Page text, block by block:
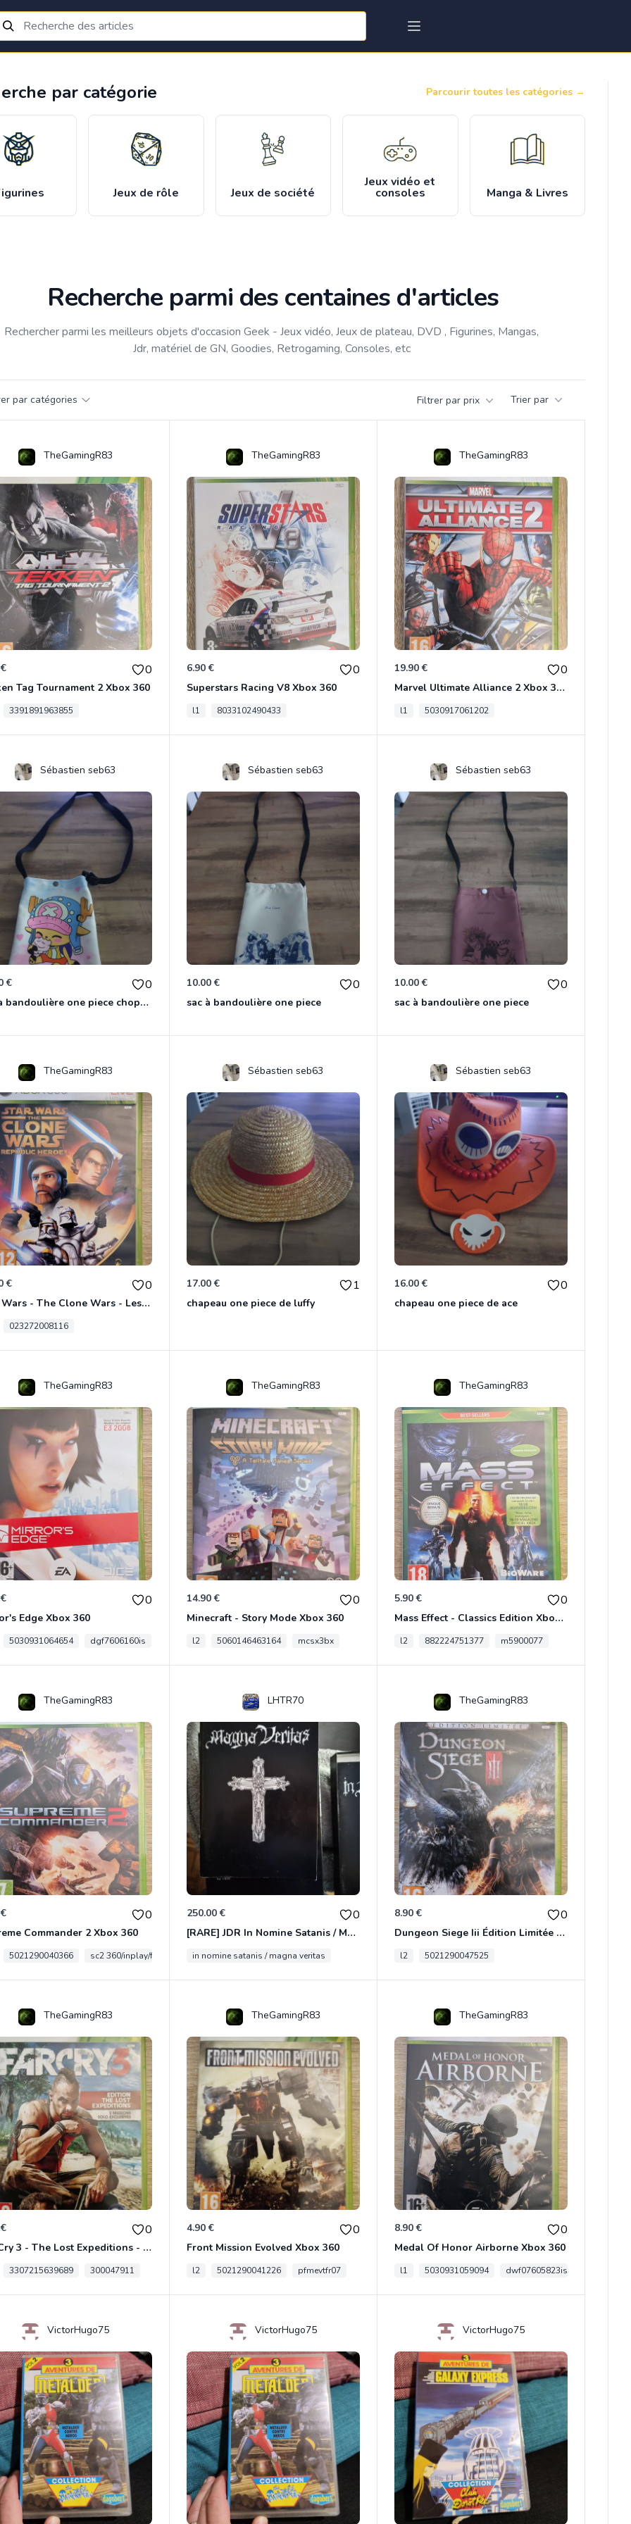
par catégorie Parcourir toutes les catégories →
Jeux de rôle Jeux de société
Jeux vidéo et
consoles Manga & Livres
Recherche parmi des centaines d'articles
Rechercher parmi les meilleurs objets d'occasion Geek - Jeux vidéo, Jeux de plateau, DVD , Figurines, Mangas,
Jdr, matériel de GN, Goodies, Retrogaming, Consoles, etc
par catégories Filtrer par prix Trier par
TheGamingR83
0
Tag Tournament 2 Xbox 360
3391891963855
TheGamingR83
6.90 € 0
Superstars Racing V8 Xbox 360
l1 8033102490433
TheGamingR83
19.90 € 0
Marvel Ultimate Alliance 2 Xbox 360
l1 5030917061202
Sébastien seb63
€ 0
sac à bandoulière one piece chopper
Sébastien seb63
10.00 € 0
sac à bandoulière one piece
Sébastien seb63
10.00 € 0
sac à bandoulière one piece
TheGamingR83
€ 0
Star Wars - The Clone Wars - Les Héros De La République Xbox 360
023272008116
Sébastien seb63
17.00 € 1
chapeau one piece de luffy
Sébastien seb63
16.00 € 0
chapeau one piece de ace
TheGamingR83
0
Edge Xbox 360
5030931064654 dgf7606160is
TheGamingR83
14.90 € 0
Minecraft - Story Mode Xbox 360
l2 5060146463164 mcsx3bx
TheGamingR83
5.90 € 0
Mass Effect - Classics Edition Xbox 360
l2 882224751377 m5900077
TheGamingR83
0
Commander 2 Xbox 360
5021290040366 sc2 360/inplay/fra
LHTR70
250.00 € 0
[RARE] JDR In Nomine Satanis / Magna Veritas – 1ère Édition BOÎTE (DOS BLANC, 1989) - CROC / Siroz
in nomine satanis / magna veritas
TheGamingR83
8.90 € 0
Dungeon Siege Iii Édition Limitée - Vf Intégrale Xbox 360
l2 5021290047525
TheGamingR83
0
Far Cry 3 - The Lost Expeditions - Edition Spéciale Xbox 360
3307215639689 300047911
TheGamingR83
4.90 € 0
Front Mission Evolved Xbox 360
l2 5021290041226 pfmevtfr07
TheGamingR83
8.90 € 0
Medal Of Honor Airborne Xbox 360
l1 5030931059094 dwf07605823is
VictorHugo75 VictorHugo75 VictorHugo75